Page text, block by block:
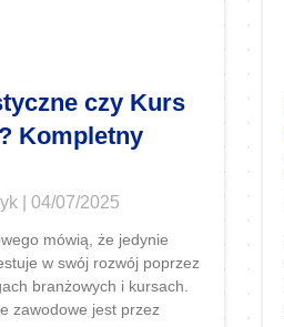
czy Kurs
Kompletny
04/07/2025
mówią, że jedynie
w swój rozwój poprzez
branżowych i kursach.
zawodowe jest przez